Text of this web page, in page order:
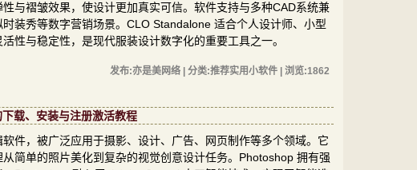
与褶皱效果，使设计更加真实可信。软件支持与多种CAD系统兼
装秀等数字营销场景。CLO Standalone 适合个人设计师、小型
性与稳定性，是现代服装设计数字化的重要工具之一。
发布:亦是美网络 | 分类:推荐实用小软件 | 浏览:1862
载、安装与注册激活教程
件，被广泛应用于摄影、设计、广告、网页制作等多个领域。它
简单的照片美化到复杂的视觉创意设计任务。Photoshop 拥有强